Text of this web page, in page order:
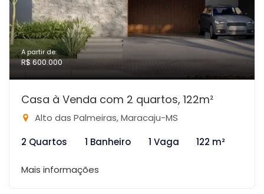
A partir de:
R$ 600.000
Casa à Venda com 2 quartos, 122m²
Alto das Palmeiras, Maracaju-MS
2 Quartos
1 Banheiro 1 Vaga 122 m²
Mais informações